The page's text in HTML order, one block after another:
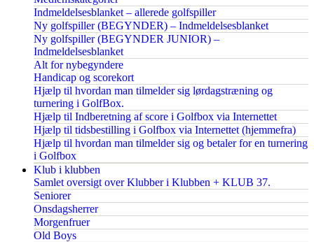
Indmeldelsesblanket – allerede golfspiller
Ny golfspiller (BEGYNDER) – Indmeldelsesblanket
Ny golfspiller (BEGYNDER JUNIOR) –
Indmeldelsesblanket
Alt for nybegyndere
Handicap og scorekort
Hjælp til hvordan man tilmelder sig lørdagstræning og
turnering i GolfBox.
Hjælp til Indberetning af score i Golfbox via Internettet
Hjælp til tidsbestilling i Golfbox via Internettet (hjemmefra)
Hjælp til hvordan man tilmelder sig og betaler for en turnering
i Golfbox
Klub i klubben
Samlet oversigt over Klubber i Klubben + KLUB 37.
Seniorer
Onsdagsherrer
Morgenfruer
Old Boys